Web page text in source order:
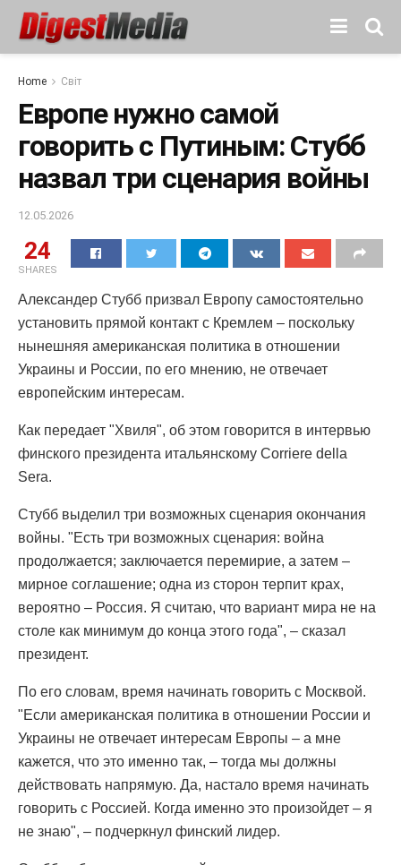
Home Світ
Европе нужно самой
говорить с Путиным: Стубб
назвал три сценария войны
12.05.2026
24
SHARES
Александер Стубб призвал Европу самостоятельно
установить прямой контакт с Кремлем – поскольку
нынешняя американская политика в отношении
Украины и России, по его мнению, не отвечает
европейским интересам.
Как передает "Хвиля", об этом говорится в интервью
финского президента итальянскому Corriere della
Sera.
Стубб выделил три возможных сценария окончания
войны. "Есть три возможных сценария: война
продолжается; заключается перемирие, а затем –
мирное соглашение; одна из сторон терпит крах,
вероятно – Россия. Я считаю, что вариант мира не на
столе как минимум до конца этого года", – сказал
президент.
По его словам, время начинать говорить с Москвой.
"Если американская политика в отношении России и
Украины не отвечает интересам Европы – а мне
кажется, что это именно так, – тогда мы должны
действовать напрямую. Да, настало время начинать
говорить с Россией. Когда именно это произойдет – я
не знаю", – подчеркнул финский лидер.